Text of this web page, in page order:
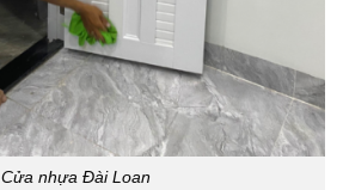
Cửa nhựa Đài Loan